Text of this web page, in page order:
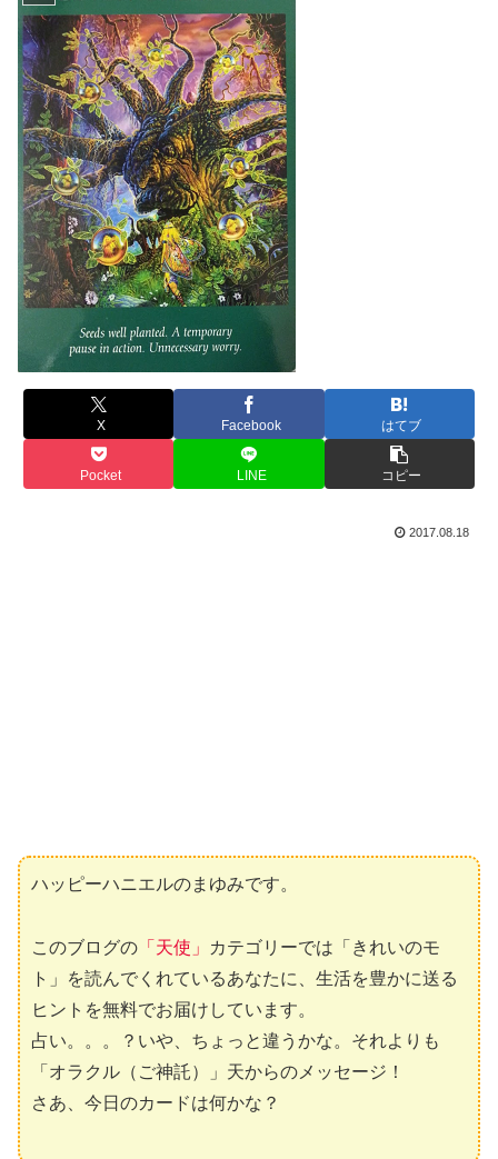
X Facebook はてブ
Pocket LINE コピー
2017.08.18
ハッピーハニエルのまゆみです。
このブログの 「天使」
カテゴリーでは「きれいのモ
ト」を読んでくれているあなたに、生活を豊かに送る
ヒントを無料でお届けしています。
占い。。。？いや、ちょっと違うかな。それよりも
「オラクル（ご神託）」天からのメッセージ！
さあ、今日のカードは何かな？